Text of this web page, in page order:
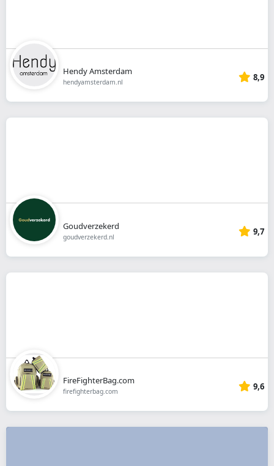
Hendy Amsterdam
hendyamsterdam.nl 8,9
Goudverzekerd
goudverzekerd.nl 9,7
FireFighterBag.com
firefighterbag.com 9,6